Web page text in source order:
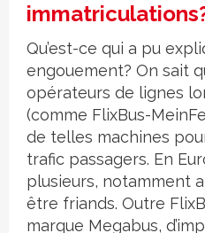
Qu’est-ce qui a pu
engouement? On sait
opérateurs de lignes
(comme FlixBus-
de telles machines
trafic passagers. En
plusieurs, notamment
être friands. Outre
marque Megabus,